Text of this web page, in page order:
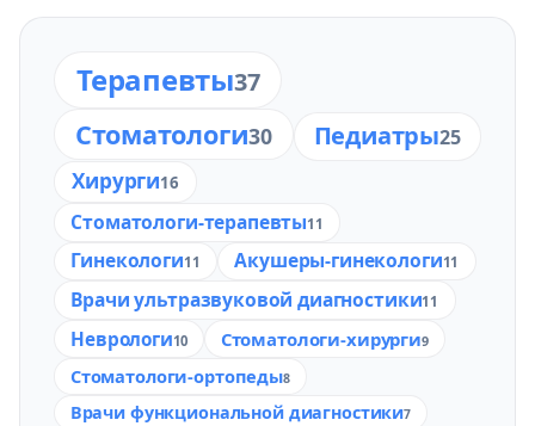
Терапевты37
Стоматологи30 Педиатры25
Хирурги16
Стоматологи-терапевты11
Гинекологи11 Акушеры-гинекологи11
Врачи ультразвуковой диагностики11
Неврологи10 Стоматологи-хирурги9
Стоматологи-ортопеды8
Врачи функциональной диагностики7